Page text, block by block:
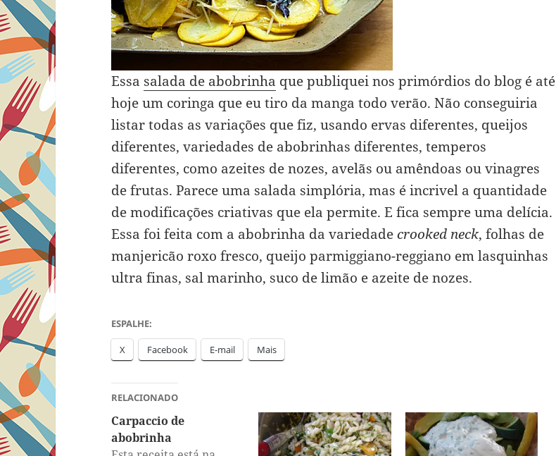
Essa salada de abobrinha que publiquei nos primórdios do blog é até
hoje um coringa que eu tiro da manga todo verão. Não conseguiria
listar todas as variações que fiz, usando ervas diferentes, queijos
diferentes, variedades de abobrinhas diferentes, temperos
diferentes, como azeites de nozes, avelãs ou amêndoas ou vinagres
de frutas. Parece uma salada simplória, mas é incrivel a quantidade
de modificações criativas que ela permite. E fica sempre uma delícia.
Essa foi feita com a abobrinha da variedadecrooked neck, folhas de
manjericão roxo fresco, queijo parmiggiano-reggiano em lasquinhas
ultra finas, sal marinho, suco de limão e azeite de nozes.
ESPALHE:
X Facebook E-mail Mais
RELACIONADO
Carpaccio de
abobrinha